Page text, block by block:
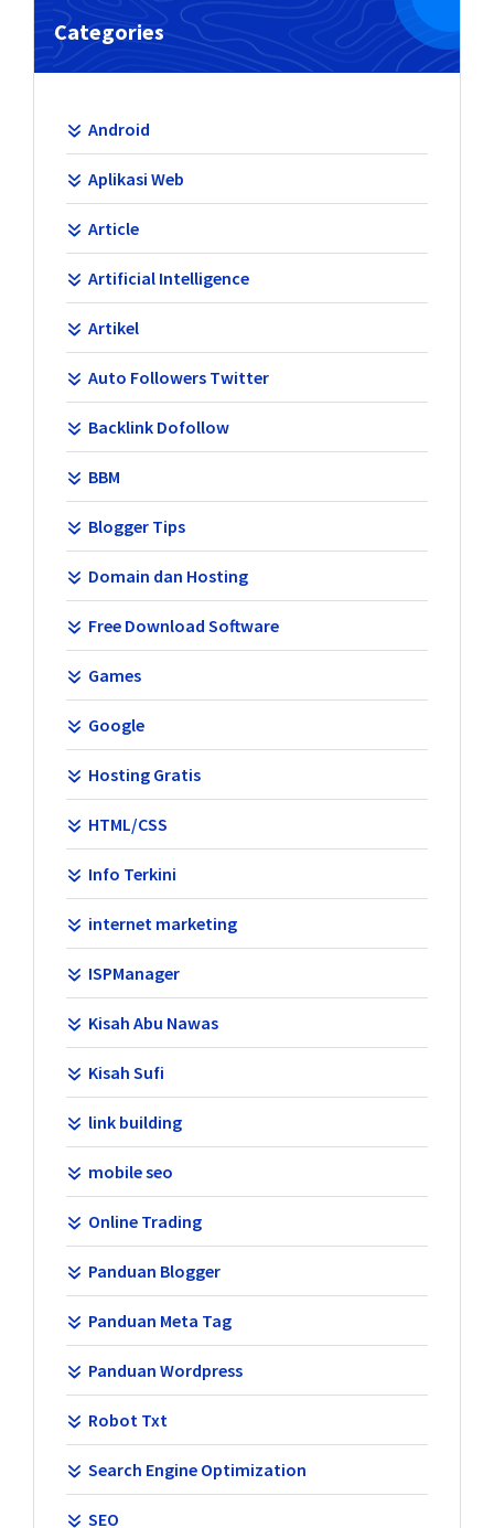
Categories
Android
Aplikasi Web
Article
Artificial Intelligence
Artikel
Auto Followers Twitter
Backlink Dofollow
BBM
Blogger Tips
Domain dan Hosting
Free Download Software
Games
Google
Hosting Gratis
HTML/CSS
Info Terkini
internet marketing
ISPManager
Kisah Abu Nawas
Kisah Sufi
link building
mobile seo
Online Trading
Panduan Blogger
Panduan Meta Tag
Panduan Wordpress
Robot Txt
Search Engine Optimization
SEO